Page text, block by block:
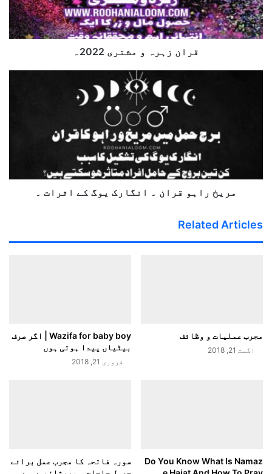
قران زہرہ و مشتری 2022۔
۔
مریخ راہو قران ۔ انگارک یوگ کے اثرات ۔
Related Articles
مجرب عملیات و وظائف
اگست 21, 2018
Wazifa for baby boy | اگر صرف
بیٹیاں پیدا ہوتی ہوں
فروری 21, 2018
Do You Know What Is Namaz
سورہ فاتحہ کا مجرب عمل برائے